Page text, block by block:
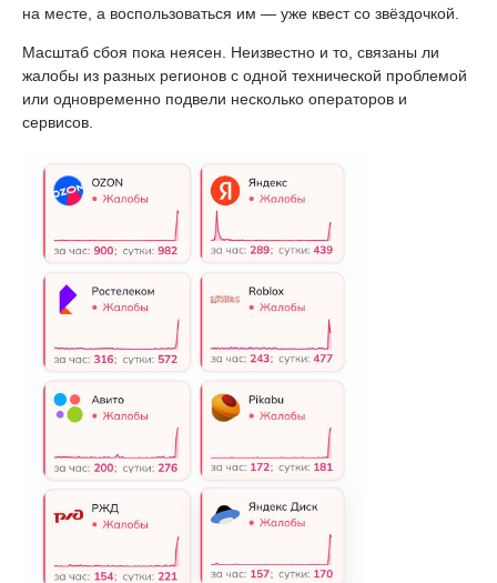
на месте, а воспользоваться им — уже квест со звёздочкой.
Масштаб сбоя пока неясен. Неизвестно и то, связаны ли
жалобы из разных регионов с одной технической проблемой
или одновременно подвели несколько операторов и
сервисов.